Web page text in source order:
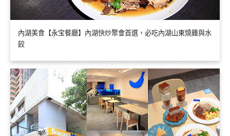
內湖美食【永宝餐廳】內湖快炒聚會首選，必吃內湖山東燒雞與水
餃